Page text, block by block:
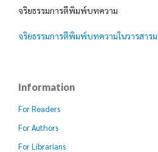
จริยธรรมการตีพิมพ์บทความ
จริยธรรมการตีพิมพ์บทความในวารสาร
Information
For Readers
For Authors
For Librarians